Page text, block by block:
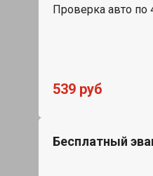
Проверка авто по
539 руб
Бесплатный